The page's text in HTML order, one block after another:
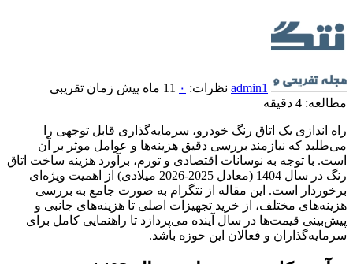
admin1 نظرات: ۰ 11 ماه پیش
زمان تقریبی
مطالعه: 4 دقیقه
راه اندازی یک اتاق رنگ خودرو، سرمایه‌گذاری قابل توجهی را
می‌طلبد که نیازمند بررسی دقیق هزینه‌ها و عوامل موثر بر آن
است. با توجه به نوسانات اقتصادی و تورم، برآورد هزینه ساخت اتاق
رنگ در سال 1404 (معادل 2025-2026 میلادی) از اهمیت ویژه‌ای
برخوردار است. این مقاله از نتگرام به صورت جامع به بررسی
هزینه‌های مختلف، از خرید تجهیزات اصلی تا هزینه‌های جانبی و
پیش‌بینی قیمت‌ها در سال آینده می‌پردازد تا راهنمایی کامل برای
سرمایه‌گذاران و فعالان این حوزه باشد.